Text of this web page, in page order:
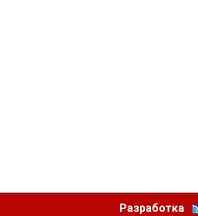
Разработка